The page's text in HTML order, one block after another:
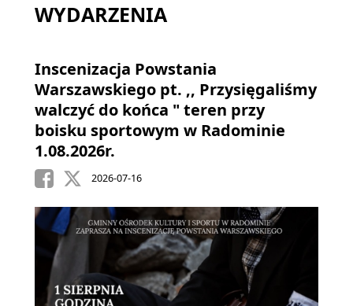
WYDARZENIA
Inscenizacja Powstania
Warszawskiego pt. ,, Przysięgaliśmy
walczyć do końca " teren przy
boisku sportowym w Radominie
1.08.2026r.
2026-07-16